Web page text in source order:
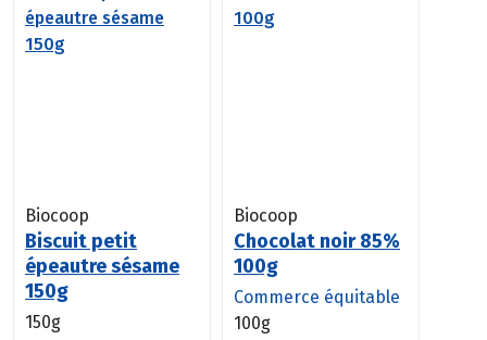
Biocoop
Biscuit petit
épeautre sésame
150g
150g
Biocoop
Chocolat noir 85%
100g
Commerce équitable
100g